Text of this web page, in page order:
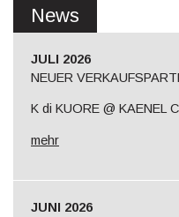
News
JULI 2026
NEUER
K di KUORE @ KAENEL
mehr
JUNI 2026